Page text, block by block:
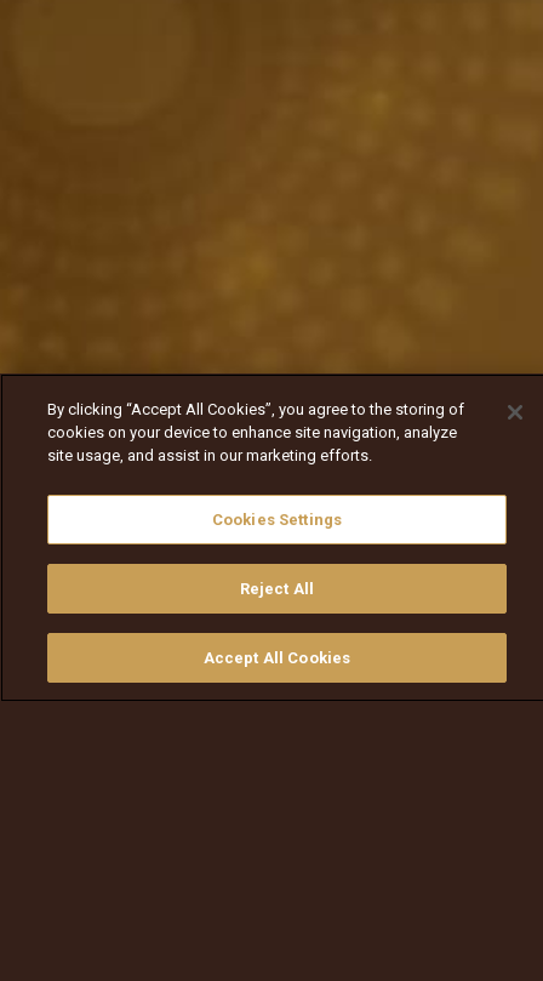
የቲቪ መመሪያ
By clicking “Accept All Cookies”, you agree to the storing of
cookies on your device to enhance site navigation, analyze
site usage, and assist in our marketing efforts.
Cookies Settings
Reject All
Accept All Cookies